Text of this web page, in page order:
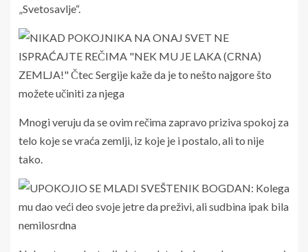
„Svetosavlje“.
Mnogi veruju da se ovim rečima zapravo priziva spokoj za
telo koje se vraća zemlji, iz koje je i postalo, ali to nije
tako.